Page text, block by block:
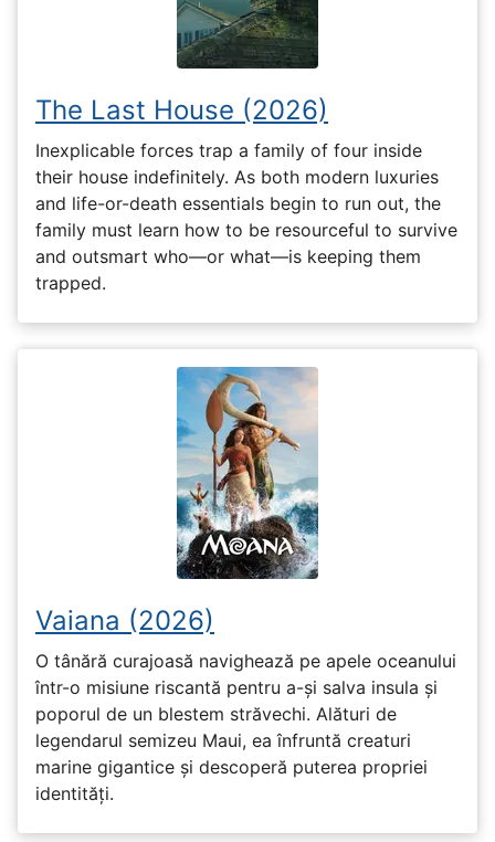
The Last House (2026)
Inexplicable forces trap a family of four inside
their house indefinitely. As both modern luxuries
and life-or-death essentials begin to run out, the
family must learn how to be resourceful to survive
and outsmart who—or what—is keeping them
trapped.
Vaiana (2026)
O tânără curajoasă navighează pe apele oceanului
într-o misiune riscantă pentru a-și salva insula și
poporul de un blestem străvechi. Alături de
legendarul semizeu Maui, ea înfruntă creaturi
marine gigantice și descoperă puterea propriei
identități.